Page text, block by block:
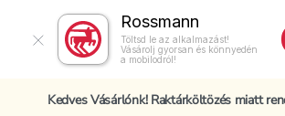
Rossmann
Töltsd le az alkalmazást!
Vásárolj gyorsan és könnyedén
a mobilodról!
Kedves Vásárlónk! Raktárköltözés miatt